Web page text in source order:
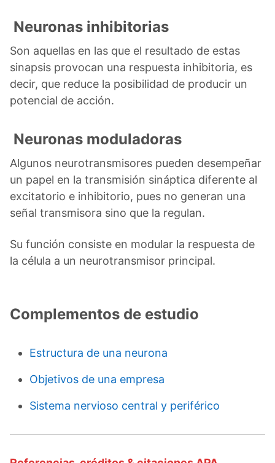
Neuronas inhibitorias
Son aquellas en las que el resultado de estas
sinapsis provocan una respuesta inhibitoria, es
decir, que reduce la posibilidad de producir un
potencial de acción.
Neuronas moduladoras
Algunos neurotransmisores pueden desempeñar
un papel en la transmisión sináptica diferente al
excitatorio e inhibitorio, pues no generan una
señal transmisora sino que la regulan.
Su función consiste en modular la respuesta de
la célula a un neurotransmisor principal.
Complementos de estudio
Estructura de una neurona
Objetivos de una empresa
Sistema nervioso central y periférico